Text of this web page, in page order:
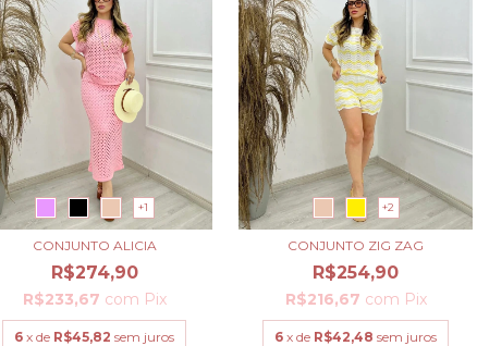
+1
CONJUNTO ALICIA
R$274,90
R$233,67 com Pix
6 x de R$45,82 sem juros
+2
CONJUNTO ZIG ZAG
R$254,90
R$216,67 com Pix
6 x de R$42,48 sem juros